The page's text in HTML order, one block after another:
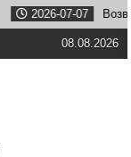
Возвращение
08.08.2026